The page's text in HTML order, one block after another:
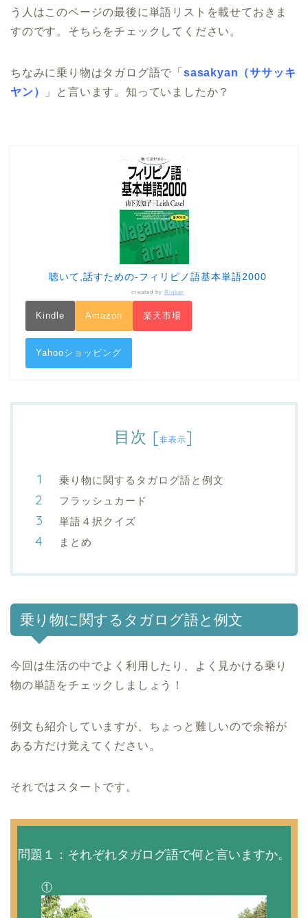
う人はこのページの最後に単語リストを載せておきま
すのです。そちらをチェックしてください。
ちなみに乗り物はタガログ語で「 sasakyan（ササッキ
ヤン）
」と言います。知っていましたか？
聴いて,話すための-フィリピノ語基本単語2000
created by Rinker
Kindle Amazon 楽天市場
Yahooショッピング
目次 [非表示]
乗り物に関するタガログ語と例文
フラッシュカード
単語４択クイズ
まとめ
乗り物に関するタガログ語と例文
今回は生活の中でよく利用したり、よく見かける乗り
物の単語をチェックしましょう！
例文も紹介していますが、ちょっと難しいので余裕が
ある方だけ覚えてください。
それではスタートです。
問題１：それぞれタガログ語で何と言いますか。
①